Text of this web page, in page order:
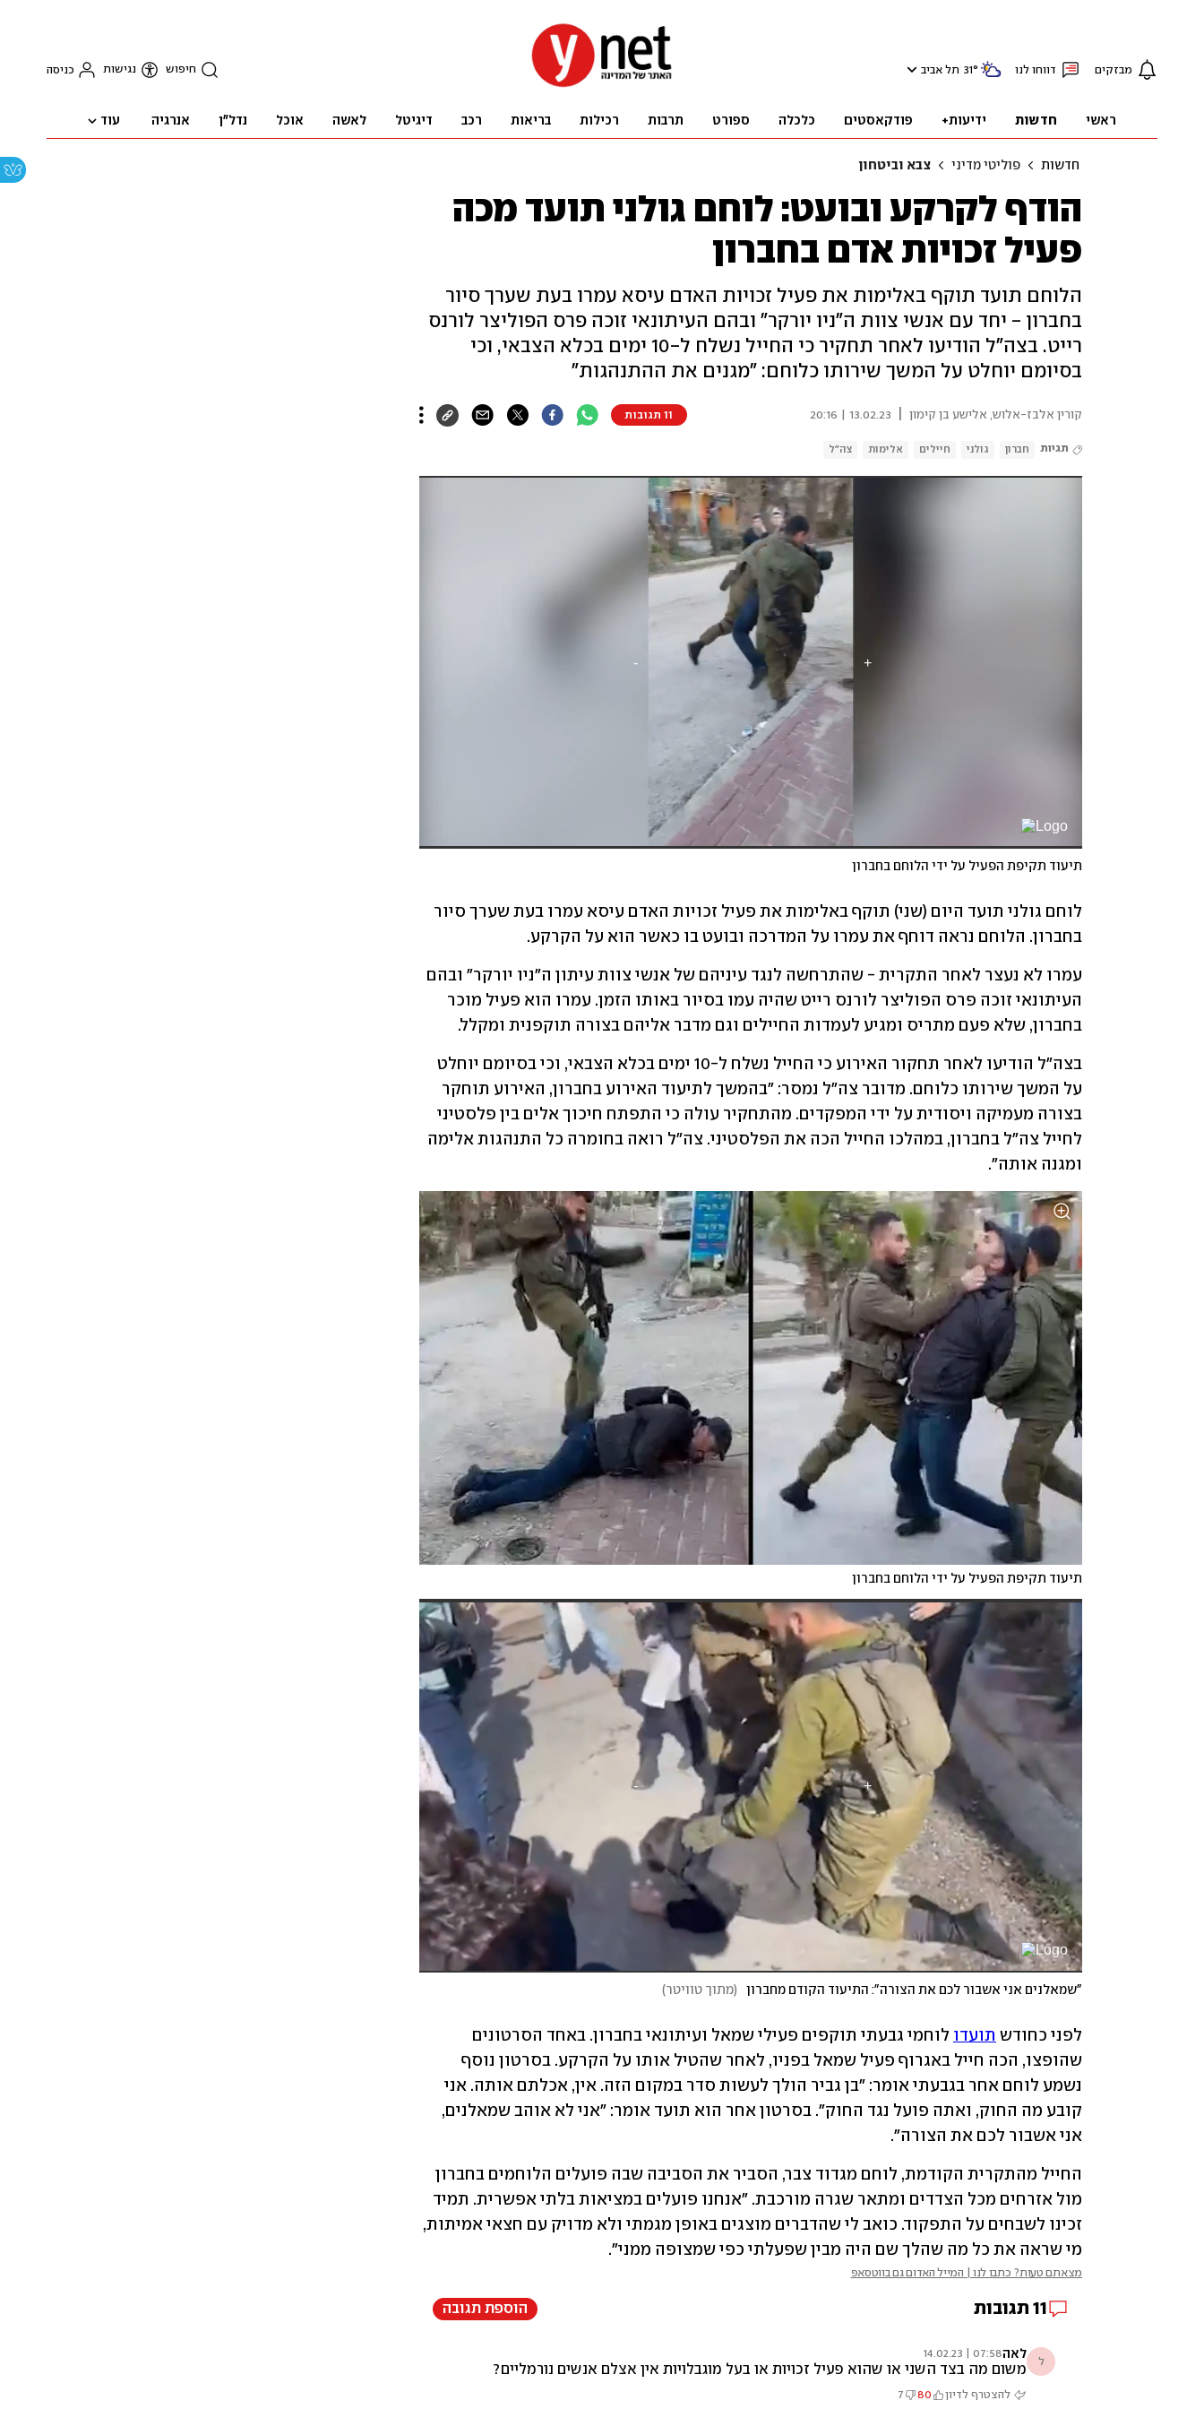
מבזקים דווחו לנו 31° תל אביב חיפוש נגישות כניסה
ראשי חדשות ידיעות+ פודקאסטים כלכלה ספורט תרבות רכילות בריאות רכב דיגיטל לאשה אוכל נדל"ן אנרגיה עוד
חדשות פוליטי מדיני צבא וביטחון
הודף לקרקע ובועט: לוחם גולני תועד מכה
פעיל זכויות אדם בחברון
הלוחם תועד תוקף באלימות את פעיל זכויות האדם עיסא עמרו בעת שערך סיור
בחברון - יחד עם אנשי צוות ה"ניו יורקר" ובהם העיתונאי זוכה פרס הפוליצר לורנס
רייט. בצה"ל הודיעו לאחר תחקיר כי החייל נשלח ל-10 ימים בכלא הצבאי, וכי
בסיומם יוחלט על המשך שירותו כלוחם: "מגנים את ההתנהגות"
קורין אלבז-אלוש אלישע בן קימון 13.02.23 | 20:16 11 תגובות
תגיות חברון גולני חיילים אלימות צה"ל
תיעוד תקיפת הפעיל על ידי הלוחם בחברון
בחברון. הלוחם נראה דוחף את עמרו על המדרכה ובועט בו כאשר הוא על הקרקע.
בחברון, שלא פעם מתריס ומגיע לעמדות החיילים וגם מדבר אליהם בצורה תוקפנית ומקלל.
ומגנה אותה".
תיעוד תקיפת הפעיל על ידי הלוחם בחברון
"שמאלנים אני אשבור לכם את הצורה": התיעוד הקודם מחברון (מתוך טוויטר)
לפני כחודש תועדו
אני אשבור לכם את הצורה".
מי שראה את כל מה שהלך שם היה מבין שפעלתי כפי שמצופה ממני".
מצאתם טעות? כתבו לנו | המייל האדום גם בווטסאפ
11 תגובות הוספת תגובה
ל לאה07:58 | 14.02.23
משום מה בצד השני או שהוא פעיל זכויות או בעל מוגבלויות אין אצלם אנשים נורמליים? העיקר שכולם מגויסים לטובת הנרטיב של תקיפתם ע"י חיילי צה"ל.
להצטרף לדיון 80
7